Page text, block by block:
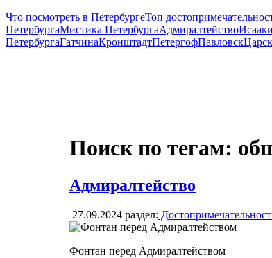
Что посмотреть в ПетербургеТоп
ПетербургаМистика ПетербургаАдмиралтейство
ПетербургаГатчинаКронштадтПетергофПавловск
Поиск по тегам:
Адмиралтейство
27.09.2024 раздел:
Фонтан перед Адмиралтейством